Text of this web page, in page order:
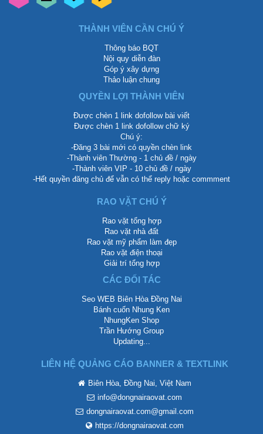
THÀNH VIÊN CẦN CHÚ Ý
Thông báo BQT
Nội quy diễn đàn
Góp ý xây dựng
Thảo luận chung
QUYỀN LỢI THÀNH VIÊN
Được chèn 1 link dofollow bài viết
Được chèn 1 link dofollow chữ ký
Chú ý:
-Đăng 3 bài mới có quyền chèn link
-Thành viên Thường - 1 chủ đề / ngày
-Thành viên VIP - 10 chủ đề / ngày
-Hết quyền đăng chủ để vẫn có thể reply hoặc commment
RAO VẶT CHÚ Ý
Rao vặt tổng hợp
Rao vặt nhà đất
Rao vặt mỹ phẩm làm đẹp
Rao vặt điện thoại
Giải trí tổng hợp
CÁC ĐỐI TÁC
Seo WEB Biên Hòa Đồng Nai
Bánh cuốn Nhung Ken
NhungKen Shop
Trần Hướng Group
Updating...
LIÊN HỆ QUẢNG CÁO BANNER & TEXTLINK
Biên Hòa, Đồng Nai, Việt Nam
info@dongnairaovat.com
dongnairaovat.com@gmail.com
https://dongnairaovat.com